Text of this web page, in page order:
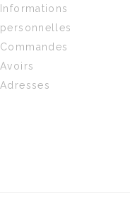
Informations
personnelles
Commandes
Avoirs
Adresses